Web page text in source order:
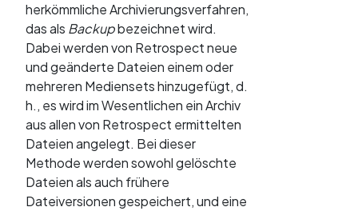
herkömmliche Archivierungsverfahren,
das als Backupbezeichnet wird.
Dabei werden von Retrospect neue
und geänderte Dateien einem oder
mehreren Mediensets hinzugefügt, d.
h., es wird im Wesentlichen ein Archiv
aus allen von Retrospect ermittelten
Dateien angelegt. Bei dieser
Methode werden sowohl gelöschte
Dateien als auch frühere
Dateiversionen gespeichert, und eine